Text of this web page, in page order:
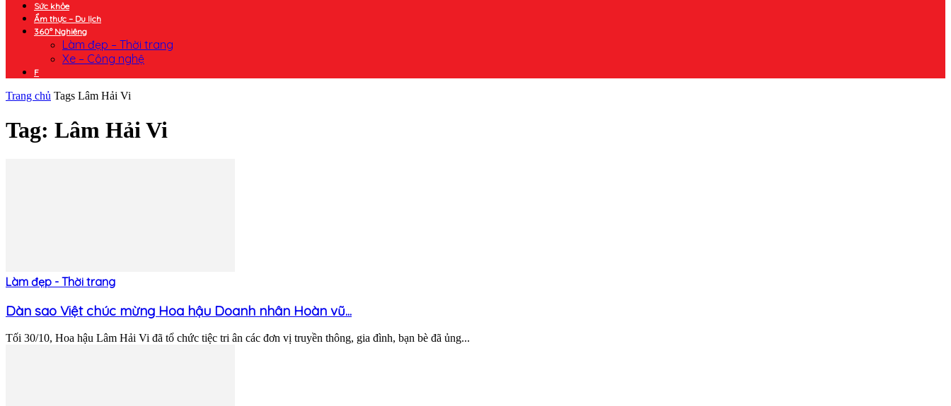
Sức khỏe
Ẩm thực – Du lịch
360° Nghiêng
Làm đẹp – Thời trang
Xe – Công nghệ
F
Trang chủ Tags Lâm Hải Vi
Tag: Lâm Hải Vi
Làm đẹp - Thời trang
Dàn sao Việt chúc mừng Hoa hậu Doanh nhân Hoàn vũ...
Tối 30/10, Hoa hậu Lâm Hải Vi đã tổ chức tiệc tri ân các đơn vị truyền thông, gia đình, bạn bè đã ủng...